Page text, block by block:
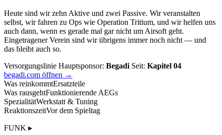
Heute sind wir zehn Aktive und zwei Passive. Wir veranstalten
selbst, wir fahren zu Ops wie Operation Tritium, und wir helfen uns
auch dann, wenn es gerade mal gar nicht um Airsoft geht.
Eingetragener Verein sind wir übrigens immer noch nicht — und
das bleibt auch so.
Versorgungslinie Hauptsponsor: Begadi Seit: Kapitel 04
begadi.com öffnen →
Was reinkommtErsatzteile
Was rausgehtFunktionierende AEGs
SpezialitätWerkstatt & Tuning
ReaktionszeitVor dem Spieltag
FUNK ▸